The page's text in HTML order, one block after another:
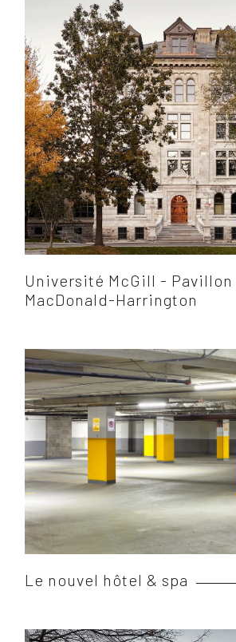
Université McGill - Pavillon
MacDonald-Harrington
Le nouvel hôtel & spa